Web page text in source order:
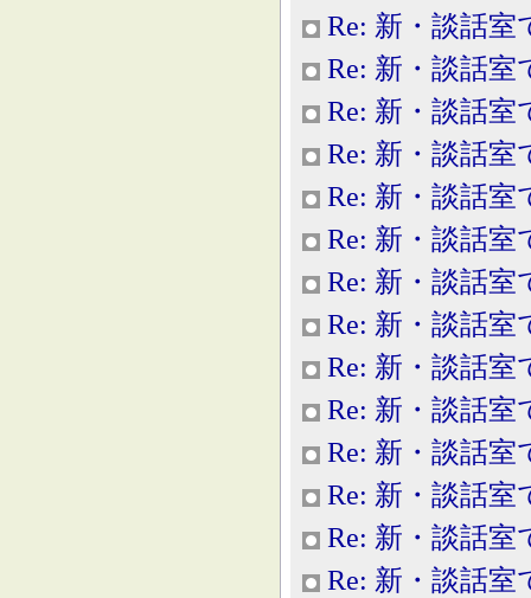
Re: 新・談話室
Re: 新・談話室
Re: 新・談話室
Re: 新・談話室
Re: 新・談話室
Re: 新・談話室
Re: 新・談話室
Re: 新・談話室
Re: 新・談話室
Re: 新・談話室
Re: 新・談話室
Re: 新・談話室
Re: 新・談話室
Re: 新・談話室